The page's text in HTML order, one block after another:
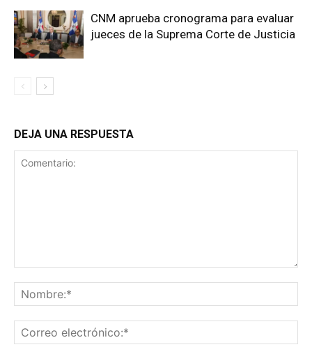
CNM aprueba cronograma para evaluar
jueces de la Suprema Corte de Justicia
DEJA UNA RESPUESTA